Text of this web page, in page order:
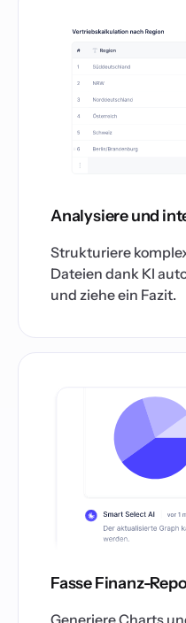
Analysiere und
Strukturiere
Dateien dank KI
und ziehe ein Fazit.
Fasse Finanz-